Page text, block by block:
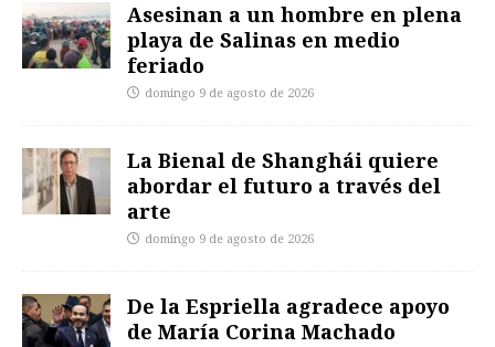
Asesinan a un hombre en plena
playa de Salinas en medio
feriado
domingo 9 de agosto de 2026
La Bienal de Shanghái quiere
abordar el futuro a través del
arte
domingo 9 de agosto de 2026
De la Espriella agradece apoyo
de María Corina Machado